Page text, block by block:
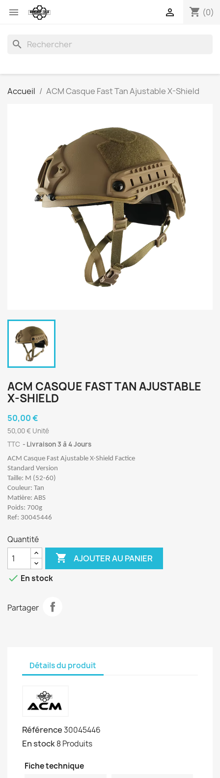
 shopping_cart (0)

search
Accueil ACM Casque Fast Tan Ajustable X-Shield
ACM CASQUE FAST TAN AJUSTABLE
X-SHIELD
50,00 €
50,00 € Unité
TTC
Livraison 3 à 4 Jours
ACM Casque Fast Ajustable X-Shield Factice
Standard Version
Taille: M (52-60)
Couleur: Tan
Matière: ABS
Poids: 700g
Ref: 30045446
Quantité
 AJOUTER AU PANIER
 En stock
Partager
Détails du produit
Référence30045446
En stock8 Produits
Fiche technique